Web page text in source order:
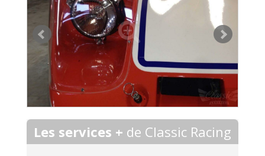
Les services + de Classic Racing